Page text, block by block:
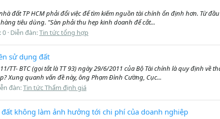
đất TP HCM phải đổi việc để tìm kiếm nguồn tài chính ổn định hơn. Từ
tiêu dùng. "Sàn phải thu hẹp kinh doanh để cắt...
0 Diễn đàn:Tin tức tổng hợp
sử dụng đất
BTC (gọi tắt là TT 93) ngày 29/6/2011 của Bộ Tài chính là quy định về
Xung quanh vấn đề này, ông Phạm Đình Cường, Cục...
đàn:Tin tức Thẩm định giá
không làm ảnh hưởng tới chi phí của doanh nghiệp